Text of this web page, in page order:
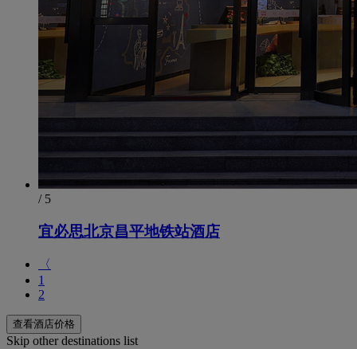
/ 5
宜必思北京昌平地铁站酒店
〈
1
2
查看酒店价格
Skip other destinations list